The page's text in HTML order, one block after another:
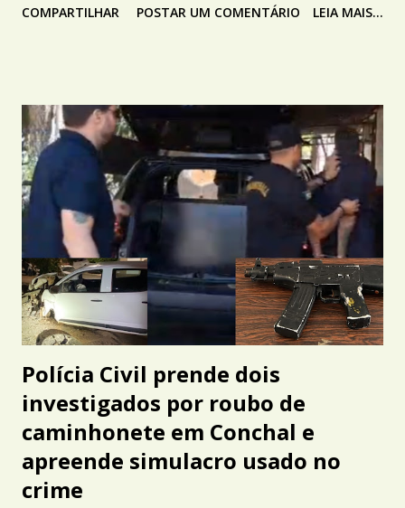
COMPARTILHAR POSTAR UM COMENTÁRIO LEIA MAIS...
Polícia Civil prende dois
investigados por roubo de
caminhonete em Conchal e
apreende simulacro usado no
crime